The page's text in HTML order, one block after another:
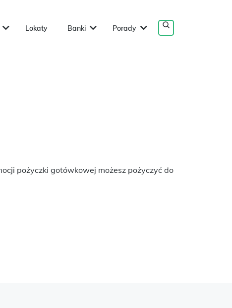
Lokaty Banki Porady
pożyczki gotówkowej możesz pożyczyć do